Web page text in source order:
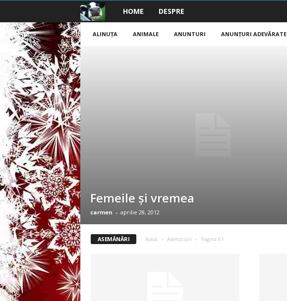
a
HOME DESPRE
ALINUŢA ANIMALE ANUNTURI ANUNŢURI ADEVĂRATE
Femeile şi vremea
carmen - aprilie 28, 2012
ASEMĂNĂRI Acasă Asemănări Pagina 61